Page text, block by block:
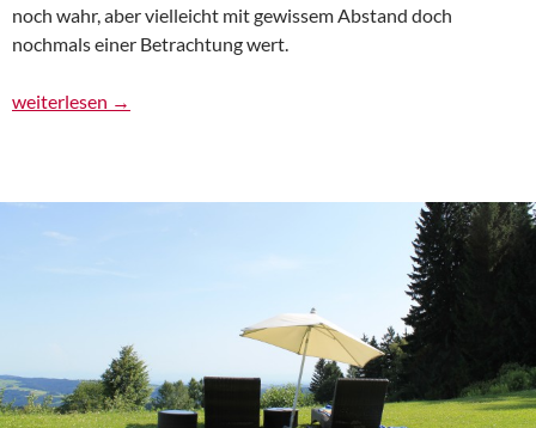
noch wahr, aber vielleicht mit gewissem Abstand doch
nochmals einer Betrachtung wert.
Gastbeitrag von E.: Singleurlaub
weiterlesen →